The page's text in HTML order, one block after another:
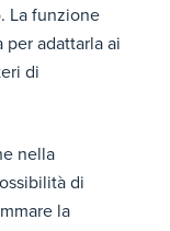
La funzione
adattarla ai
di
nella
di
la